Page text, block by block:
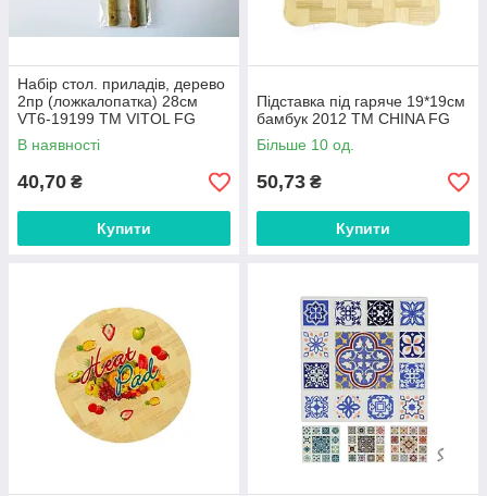
Набір стол. приладів, дерево
2пр (ложкалопатка) 28см
VT6-19199 ТМ VITOL FG
В наявності
40,70 ₴
Купити
Підставка під гаряче 19*19см
бамбук 2012 ТМ CHINA FG
Більше 10 од.
50,73 ₴
Купити